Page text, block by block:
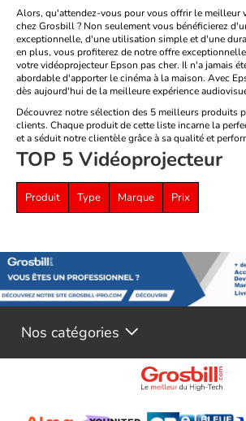
Alors, qu'attendez-vous pour vous offrir le meilleur
chez Grosbill ? Non seulement vous bénéficierez
exceptionnelle, d'une utilisation simple et d'une
en plus, vous profiterez de notre offre
votre vidéoprojecteur Epson pas cher. Il n'a jamais
abordable d'apporter le cinéma à la maison. Avec
dès aujourd'hui de la meilleure expérience
Découvrez notre sélection des 5 meilleurs produits
clients. Chaque produit de cette liste incarne la
et a séduit notre clientèle grâce à sa qualité et
TOP 5 Vidéoprojecteur
Produit Type Marque Prix
Nos catégories